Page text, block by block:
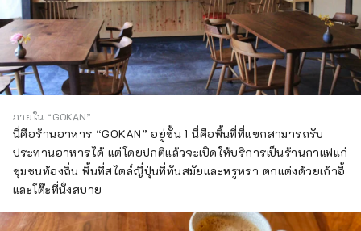
ภายใน “GOKAN”
นี่คือร้านอาหาร “GOKAN” อยู่ชั้น 1 นี่คือพื้นที่ที่แขกสามารถรับ
ประทานอาหารได้ แต่โดยปกติแล้วจะเปิดให้บริการเป็นร้านกาแฟแก่
ชุมชนท้องถิ่น พื้นที่สไตล์ญี่ปุ่นที่ทันสมัยและหรูหรา ตกแต่งด้วยเก้าอี้
และโต๊ะที่นั่งสบาย